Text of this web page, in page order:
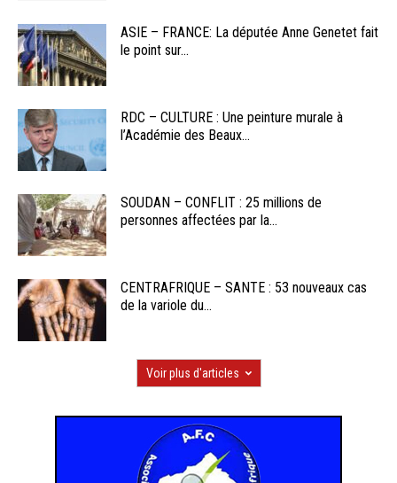
ASIE – FRANCE: La députée Anne Genetet fait
le point sur...
RDC – CULTURE : Une peinture murale à
l’Académie des Beaux...
SOUDAN – CONFLIT : 25 millions de
personnes affectées par la...
CENTRAFRIQUE – SANTE : 53 nouveaux cas
de la variole du...
Voir plus d'articles